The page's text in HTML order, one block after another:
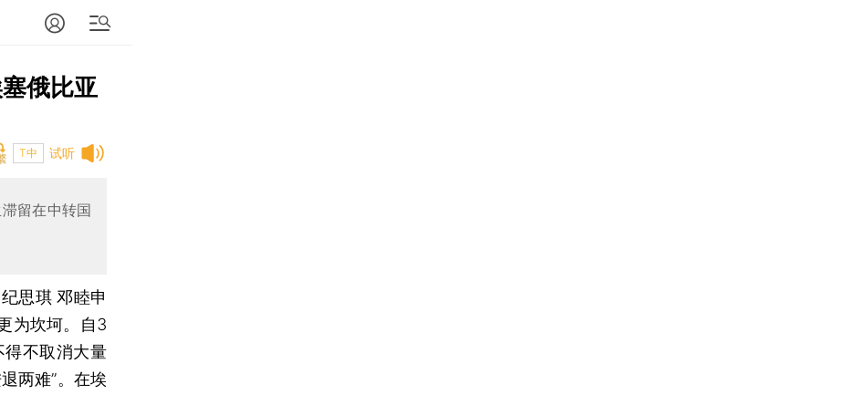
俄比亚
试听
T中
留在中转国
思琪 邓睦申
为坎坷。自3
得不取消大量
两难”。在埃